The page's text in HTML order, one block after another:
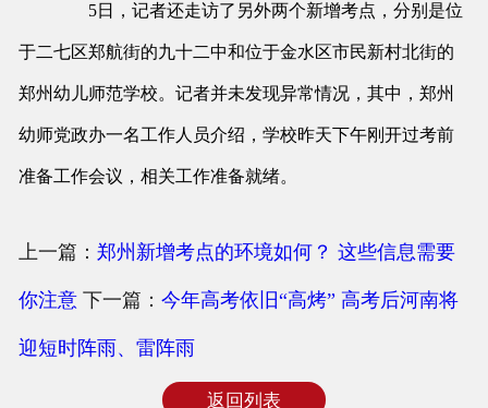
5日，记者还走访了另外两个新增考点，分别是位
于二七区郑航街的九十二中和位于金水区市民新村北街的
郑州幼儿师范学校。记者并未发现异常情况，其中，郑州
幼师党政办一名工作人员介绍，学校昨天下午刚开过考前
准备工作会议，相关工作准备就绪。
上一篇： 郑州新增考点的环境如何？ 这些信息需要
你注意下一篇： 今年高考依旧“高烤” 高考后河南将
迎短时阵雨、雷阵雨
返回列表